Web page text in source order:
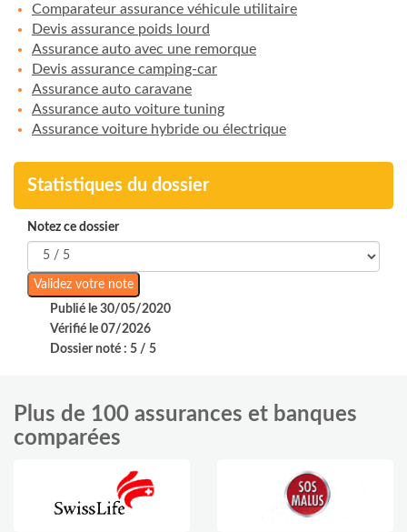
Comparateur assurance véhicule utilitaire
Devis assurance poids lourd
Assurance auto avec une remorque
Devis assurance camping-car
Assurance auto caravane
Assurance auto voiture tuning
Assurance voiture hybride ou électrique
Statistiques du dossier
Notez ce dossier
Publié le 30/05/2020
Vérifié le 07/2026
Dossier noté : 5 / 5
Plus de 100 assurances et banques
comparées